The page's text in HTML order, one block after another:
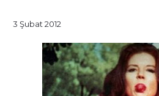
3 Şubat 2012